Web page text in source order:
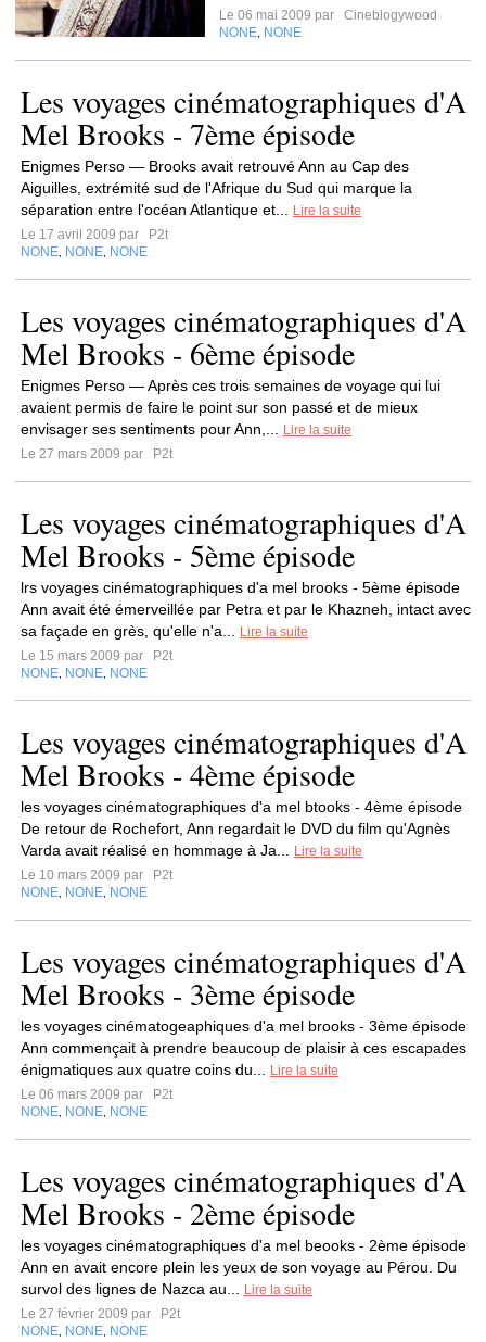
Le 06 mai 2009 par
Cineblogywood
NONE NONE
Les voyages cinématographiques d'A
Mel Brooks - 7ème épisode
Enigmes Perso — Brooks avait retrouvé Ann au Cap des
Aiguilles, extrémité sud de l'Afrique du Sud qui marque la
séparation entre l'océan Atlantique et...
Lire la suite
Le 17 avril 2009 par
P2t
NONE NONE NONE
Les voyages cinématographiques d'A
Mel Brooks - 6ème épisode
Enigmes Perso — Après ces trois semaines de voyage qui lui
avaient permis de faire le point sur son passé et de mieux
envisager ses sentiments pour Ann,...
Lire la suite
Le 27 mars 2009 par
P2t
Les voyages cinématographiques d'A
Mel Brooks - 5ème épisode
lrs voyages cinématographiques d'a mel brooks - 5ème épisode
Ann avait été émerveillée par Petra et par le Khazneh, intact avec
sa façade en grès, qu'elle n'a...
Lire la suite
Le 15 mars 2009 par
P2t
NONE NONE NONE
Les voyages cinématographiques d'A
Mel Brooks - 4ème épisode
les voyages cinématographiques d'a mel btooks - 4ème épisode
De retour de Rochefort, Ann regardait le DVD du film qu'Agnès
Varda avait réalisé en hommage à Ja...
Lire la suite
Le 10 mars 2009 par
P2t
NONE NONE NONE
Les voyages cinématographiques d'A
Mel Brooks - 3ème épisode
les voyages cinématogeaphiques d'a mel brooks - 3ème épisode
Ann commençait à prendre beaucoup de plaisir à ces escapades
énigmatiques aux quatre coins du...
Lire la suite
Le 06 mars 2009 par
P2t
NONE NONE NONE
Les voyages cinématographiques d'A
Mel Brooks - 2ème épisode
les voyages cinématographiques d'a mel beooks - 2ème épisode
Ann en avait encore plein les yeux de son voyage au Pérou. Du
survol des lignes de Nazca au...
Lire la suite
Le 27 février 2009 par
P2t
NONE NONE NONE